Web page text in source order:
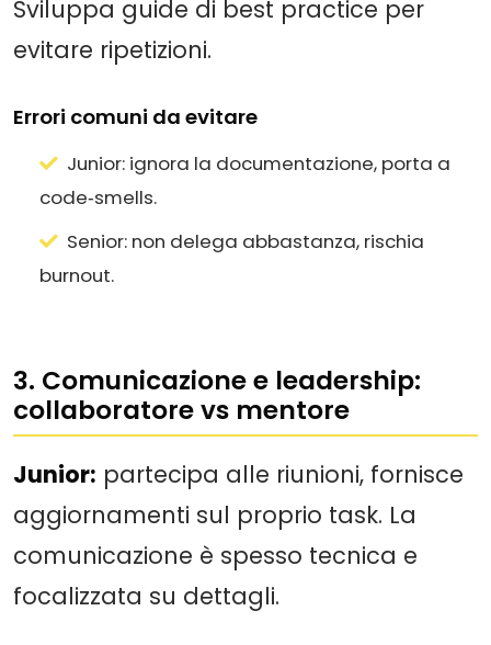
Sviluppa guide di best practice per
evitare ripetizioni.
Errori comuni da evitare
Junior: ignora la documentazione, porta a
code‑smells.
Senior: non delega abbastanza, rischia
burnout.
3. Comunicazione e leadership:
collaboratore vs mentore
Junior: partecipa alle riunioni, fornisce
aggiornamenti sul proprio task. La
comunicazione è spesso tecnica e
focalizzata su dettagli.